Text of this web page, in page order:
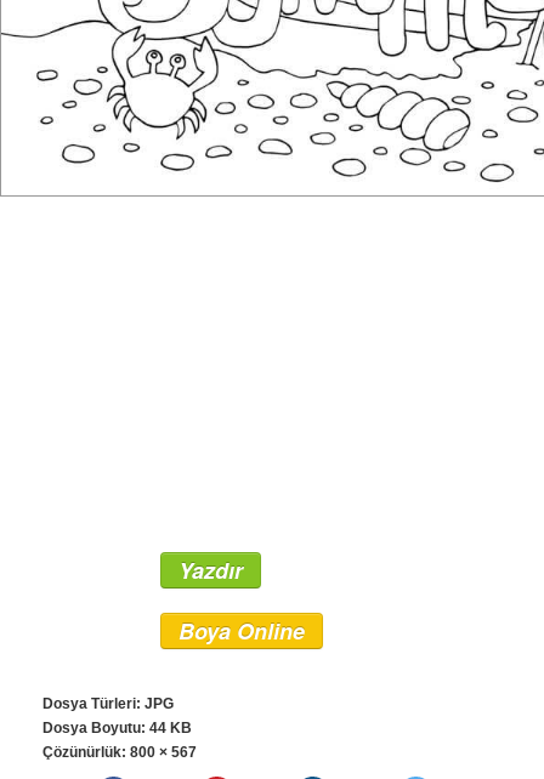
Yazdır
Boya Online
Dosya Türleri: JPG
Dosya Boyutu: 44 KB
Çözünürlük: 800 × 567